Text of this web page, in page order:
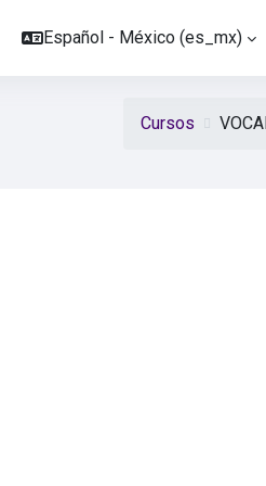
Español - México ‎(es_mx)‎
Cursos
desconcentrados del IEEM, en